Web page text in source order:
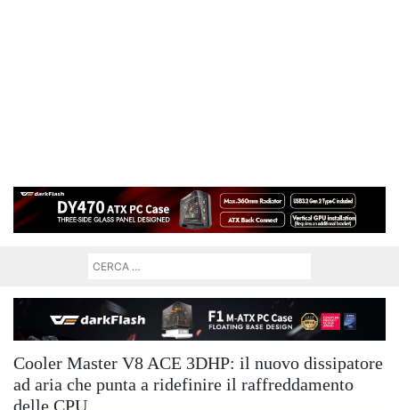
Cooler Master V8 ACE 3DHP: il nuovo dissipatore
ad aria che punta a ridefinire il raffreddamento
delle CPU